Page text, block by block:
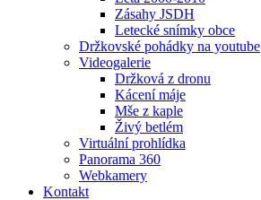
Zásahy JSDH
Letecké snímky obce
Držkovské pohádky na youtube
Videogalerie
Držková z dronu
Kácení máje
Mše z kaple
Živý betlém
Virtuální prohlídka
Panorama 360
Webkamery
Kontakt